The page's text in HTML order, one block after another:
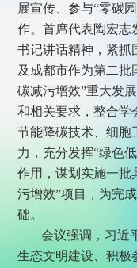
展宣传、参与“零碳
作。首席代表陶宏志
书记讲话精神，紧抓
及成都市作为第二批
碳减污增效”重大发
和相关要求，整合学
节能降碳技术、细胞
力，充分发挥“绿色
作用，谋划实施一批
污增效”项目，为完
础。
会议强调，习近
生态文明建设、积极